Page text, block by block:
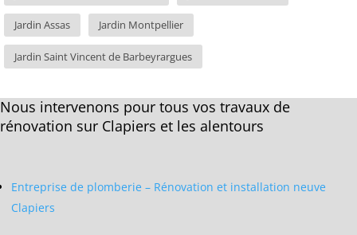
Jardin Assas Jardin Montpellier
Jardin Saint Vincent de Barbeyrargues
Nous intervenons pour tous vos travaux de
rénovation sur Clapiers et les alentours
Entreprise de plomberie – Rénovation et installation neuve
Clapiers